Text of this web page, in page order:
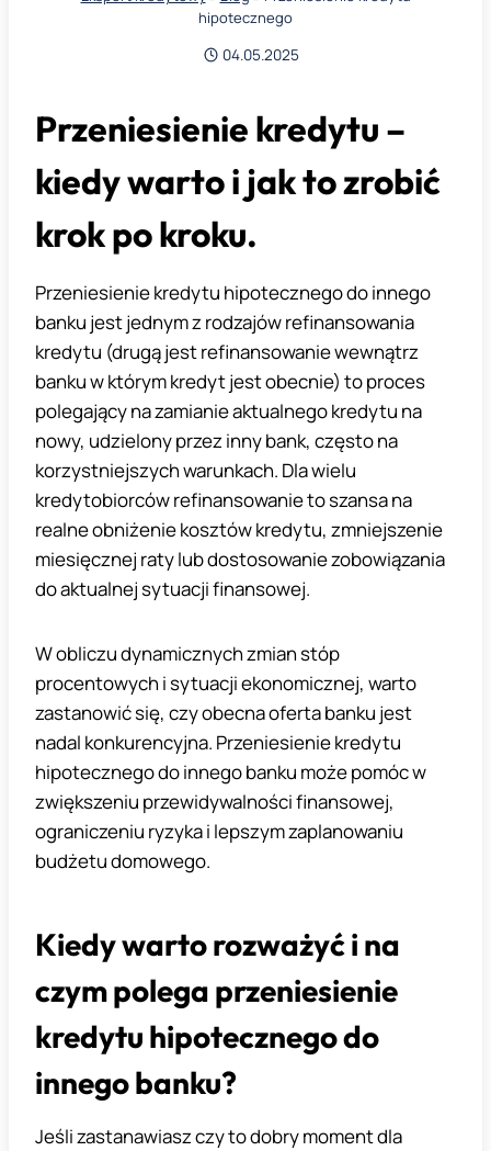
hipotecznego
04.05.2025
Przeniesienie kredytu –
kiedy warto i jak to zrobić
krok po kroku.
Przeniesienie kredytu hipotecznego do innego
banku jest jednym z rodzajów refinansowania
kredytu (drugą jest refinansowanie wewnątrz
banku w którym kredyt jest obecnie) to proces
polegający na zamianie aktualnego kredytu na
nowy, udzielony przez inny bank, często na
korzystniejszych warunkach. Dla wielu
kredytobiorców refinansowanie to szansa na
realne obniżenie kosztów kredytu, zmniejszenie
miesięcznej raty lub dostosowanie zobowiązania
do aktualnej sytuacji finansowej.
W obliczu dynamicznych zmian stóp
procentowych i sytuacji ekonomicznej, warto
zastanowić się, czy obecna oferta banku jest
nadal konkurencyjna. Przeniesienie kredytu
hipotecznego do innego banku może pomóc w
zwiększeniu przewidywalności finansowej,
ograniczeniu ryzyka i lepszym zaplanowaniu
budżetu domowego.
Kiedy warto rozważyć i na
czym polega przeniesienie
kredytu hipotecznego do
innego banku?
Jeśli zastanawiasz czy to dobry moment dla